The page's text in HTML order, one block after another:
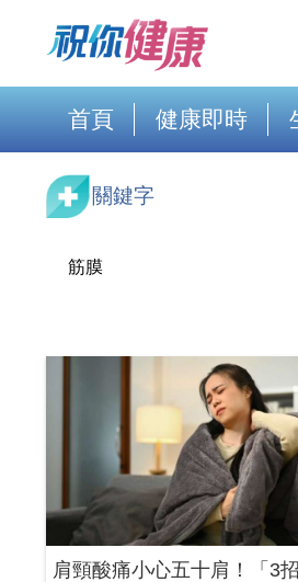
首頁 健康即時
關鍵字
筋膜
肩頸酸痛小心五十肩！「3